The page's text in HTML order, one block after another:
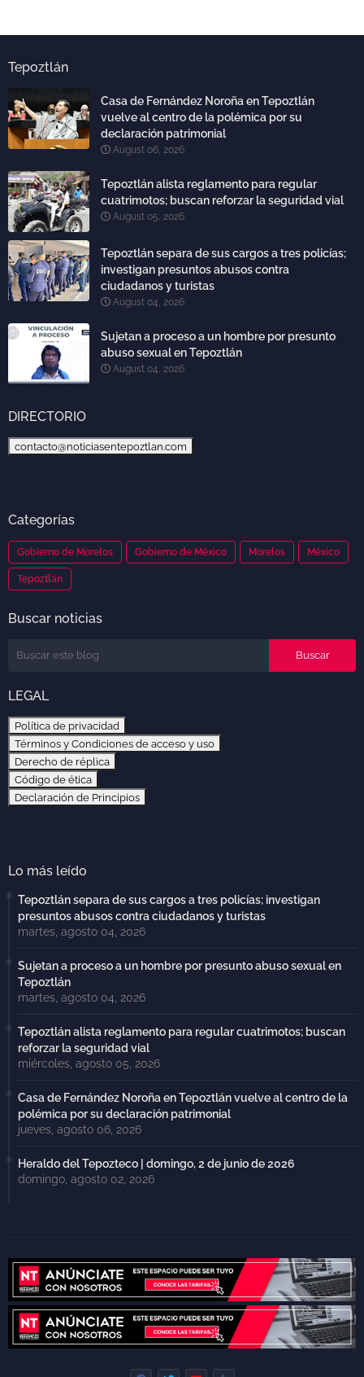
Tepoztlán
Casa de Fernández Noroña en Tepoztlán
vuelve al centro de la polémica por su
declaración patrimonial
August 06, 2026
Tepoztlán alista reglamento para regular
cuatrimotos; buscan reforzar la seguridad vial
August 05, 2026
Tepoztlán separa de sus cargos a tres policías;
investigan presuntos abusos contra
ciudadanos y turistas
August 04, 2026
Sujetan a proceso a un hombre por presunto
abuso sexual en Tepoztlán
August 04, 2026
DIRECTORIO
contacto@noticiasentepoztlan.com
Categorías
Gobierno de Morelos Gobierno de México Morelos México
Tepoztlán
Buscar noticias
LEGAL
Política de privacidad
Términos y Condiciones de acceso y uso
Derecho de réplica
Código de ética
Declaración de Principios
Lo más leído
Tepoztlán separa de sus cargos a tres policías; investigan
presuntos abusos contra ciudadanos y turistas
martes, agosto 04, 2026
Sujetan a proceso a un hombre por presunto abuso sexual en
Tepoztlán
martes, agosto 04, 2026
Tepoztlán alista reglamento para regular cuatrimotos; buscan
reforzar la seguridad vial
miércoles, agosto 05, 2026
Casa de Fernández Noroña en Tepoztlán vuelve al centro de la
polémica por su declaración patrimonial
jueves, agosto 06, 2026
Heraldo del Tepozteco | domingo, 2 de junio de 2026
domingo, agosto 02, 2026